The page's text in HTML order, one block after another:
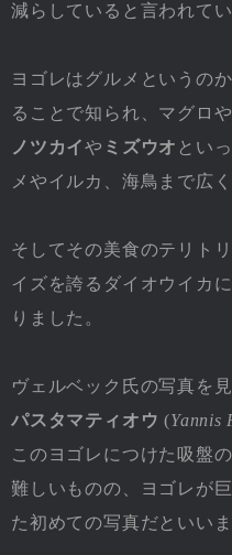
減らしていると言われてい
ヨゴレはグルメというの
ることで知られ、マグロ
ノツカイや ミズウオ とい
メやイルカ、海鳥まで広
そしてその美食のテリト
イズを誇るダイオウイカ
りました。
ヴェルベック氏の写真を
パスタマティオウ (Yannis
このヨゴレにつけた吸盤
難しいものの、ヨゴレが
た初めての写真だといいま